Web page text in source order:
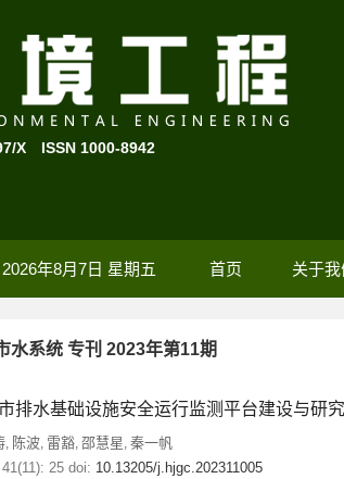
X ISSN 1000-8942
2026年8月7日 星期五 首页 关于我
水系统 专刊 2023年第11期
排水基础设施安全运行监测平台建设与研究
陈波 雷豁 邵慧星 秦一帆
25 doi: 10.13205/j.hjgc.202311005